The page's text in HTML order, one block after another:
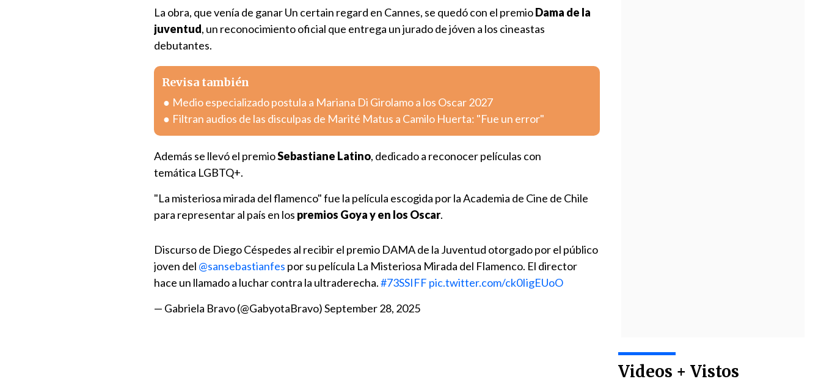
Videos + Vistos
La obra, que venía de ganar Un certain regard en Cannes, se quedó con el premioDama de la
juventud, un reconocimiento oficial que entrega un jurado de jóven a los cineastas
debutantes.
Revisa también
Medio especializado postula a Mariana Di Girolamo a los Oscar 2027
Filtran audios de las disculpas de Marité Matus a Camilo Huerta: "Fue un error"
Además se llevó el premioSebastiane Latino, dedicado a reconocer películas con
temática LGBTQ+.
"La misteriosa mirada del flamenco" fue la película escogida por la Academia de Cine de Chile
para representar al país en los premios Goya y en los Oscar.
Discurso de Diego Céspedes al recibir el premio DAMA de la Juventud otorgado por el público
joven del @sansebastianfes por su película La Misteriosa Mirada del Flamenco. El director
hace un llamado a luchar contra la ultraderecha.#73SSIFF pic.twitter.com/ck0IigEUoO
— Gabriela Bravo (@GabyotaBravo)September 28, 2025